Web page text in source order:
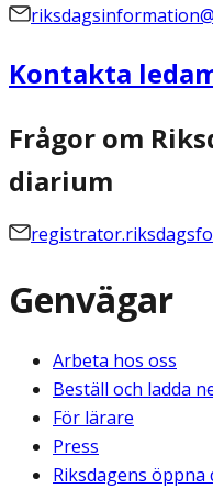
Kontakta
Frågor om
diarium
Genvägar
Arbeta hos oss
Beställ och ladda
För lärare
Press
Riksdagens öppna